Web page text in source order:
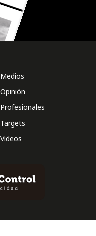
Medios
Opinión
Profesionales
Targets
Videos